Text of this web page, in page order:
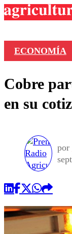
ECONOMÍA
Cobre
en su
por